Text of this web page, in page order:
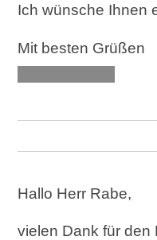
Ich wünsche Ihnen
Mit besten Grüßen
Hallo Herr Rabe,
vielen Dank für den